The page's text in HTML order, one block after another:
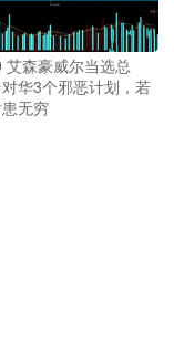
艾森豪威尔当选总
华3个邪恶计划，若
无穷